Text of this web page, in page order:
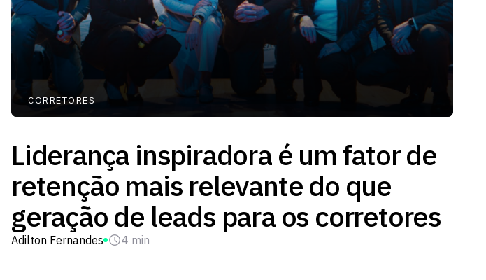
CORRETORES
Liderança inspiradora é um fator de
retenção mais relevante do que
geração de leads para os corretores
Adilton Fernandes 4 min